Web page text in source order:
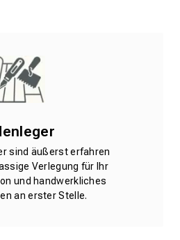
sind äußerst erfahren
Verlegung für Ihr
und handwerkliches
an erster Stelle.